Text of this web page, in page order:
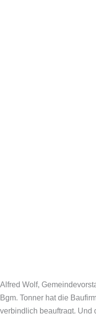
Alfred Wolf,
Bgm. Tonner hat die
verbindlich beauftragt. Und